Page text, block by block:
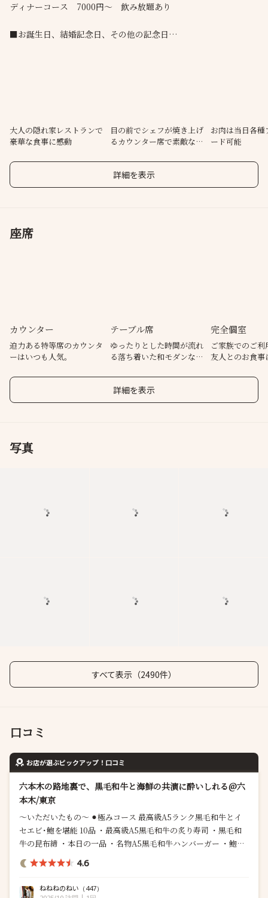
ディナーコース 7000円～ 飲み放題あり
■お誕生日、結婚記念日、その他の記念日
※個室チャージ・サービス料はいただいておりません
■接待、歓送迎会、会食などの団体ご予約も承ります
大人の隠れ家レストランで
豪華な食事に感動
目の前でシェフが焼き上げ
るカウンター席で素敵なひ
お肉は当日各種
ード可能
詳細を表示
座席
カウンター
迫力ある特等席のカウンタ
ーはいつも人気。
テーブル席
ゆったりとした時間が流れ
る落ち着いた和モダンな空
完全個室
ご家族でのご
友人とのお食事
す。
詳細を表示
写真
すべて表示（2490件）
口コミ
お店が選ぶピックアップ！口コミ
六本木の路地裏で、黒毛和牛と海鮮の共演に酔いしれる@六
本木/東京
～いただいたもの～ ⚫︎極みコース 最高級A5ランク黒毛和牛とイ
セエビ･鮑を堪能 10品 ・最高級A5黒毛和牛の炙り寿司 ・黒毛和
牛の昆布締 ・本日の一品 ・名物A5黒毛和牛ハンバーガー ・鮑の
鉄板焼き ・イセエビの鉄板焼き ・最高級A5黒毛和牛のお吸い物
・最高級A5ランク黒毛和牛 赤身ステーキ ・grow流 ガーリックラ
4.6
ねねねのねい （447）